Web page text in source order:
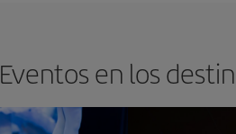
Eventos en los